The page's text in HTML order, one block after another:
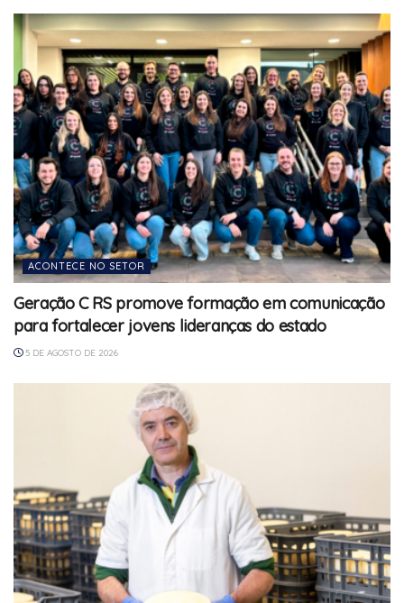
ACONTECE NO SETOR
Geração C RS promove formação em comunicação
para fortalecer jovens lideranças do estado
5 DE AGOSTO DE 2026